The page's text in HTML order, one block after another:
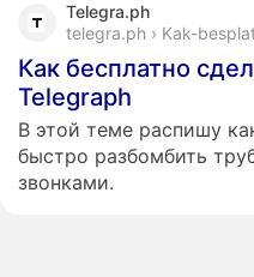
Telegra.ph
telegra.ph › Kak-
Как бесплатно
Telegraph
В этой теме распишу
быстро разбомбить
звонками.